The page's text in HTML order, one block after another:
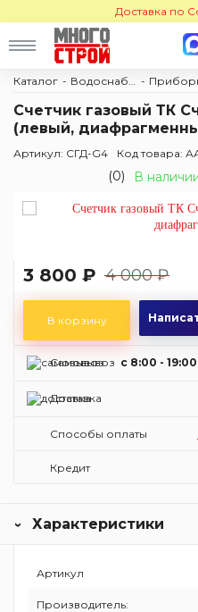
Доставка по
Каталог
Счетчик газовый ТК
(левый,
Артикул: СГД-G4 Код товара:
(0) В
3 800 ₽ 4 000 ₽
В корзину
Самовывоз c 8:00 - 19:00
Доставка
Способы оплаты
Кредит
Характеристики
Артикул
Производитель: